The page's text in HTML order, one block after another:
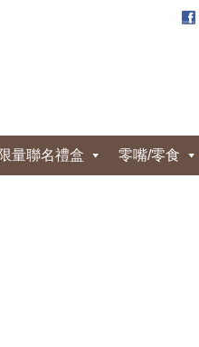
限量聯名禮盒 零嘴/零食